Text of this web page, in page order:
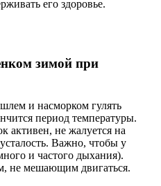
его здоровье.
зимой при
и насморком гулять
период температуры.
активен, не жалуется на
Важно, чтобы у
и частого дыхания).
не мешающим двигаться.